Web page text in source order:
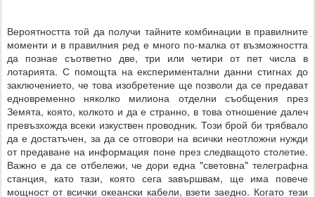
Вероятността той да получи тайните комбинации в правилните
моменти и в правилния ред е много по-малка от възможността
да познае съответно две, три или четири от пет числа в
лотарията. С помощта на експериментални данни стигнах до
заключението, че това изобретение ще позволи да се предават
едновременно няколко милиона отделни съобщения през
Земята, която, колкото и да е странно, в това отношение далеч
превъзхожда всеки изкуствен проводник. Този брой би трябвало
да е достатъчен, за да се отговори на всички неотложни нужди
от предаване на информация поне през следващото столетие.
Важно е да се отбележи, че дори една "световна" телеграфна
станция, като тази, която сега завършвам, ще има повече
мощност от всички океански кабели, взети заедно. Когато тези